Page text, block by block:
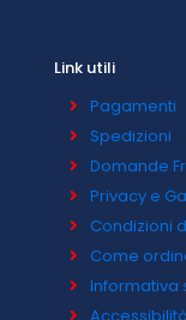
Link utili
Pagamenti
Spedizioni
Domande
Privacy e
Condizioni
Come
Informativa